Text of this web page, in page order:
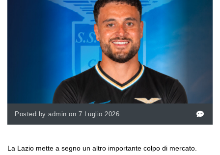
Posted by admin on 7 Luglio 2026
La Lazio mette a segno un altro importante colpo di mercato.